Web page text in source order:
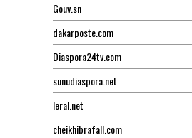
Gouv.sn
dakarposte.com
Diaspora24tv.com
sunudiaspora.net
leral.net
cheikhibrafall.com